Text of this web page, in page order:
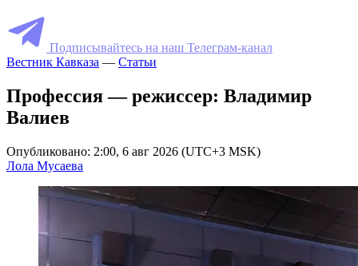
Подписывайтесь на наш Телеграм-канал
Вестник Кавказа — Статьи
Профессия — режиссер: Владимир
Валиев
Опубликовано: 2:00, 6 авг 2026 (UTC+3 MSK)
Лола Мусаева